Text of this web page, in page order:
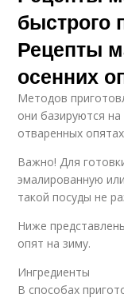
быстрого
Рецепты
осенних
Методов
они базируются
отваренных
Важно! Для
эмалированную
такой посуды не
Ниже
опят на зиму.
Ингредиенты
В способах